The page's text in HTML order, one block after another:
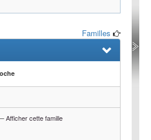
Familles
Afficher cette famille